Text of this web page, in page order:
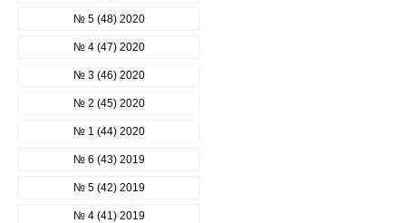
№ 5 (48) 2020
№ 4 (47) 2020
№ 3 (46) 2020
№ 2 (45) 2020
№ 1 (44) 2020
№ 6 (43) 2019
№ 5 (42) 2019
№ 4 (41) 2019